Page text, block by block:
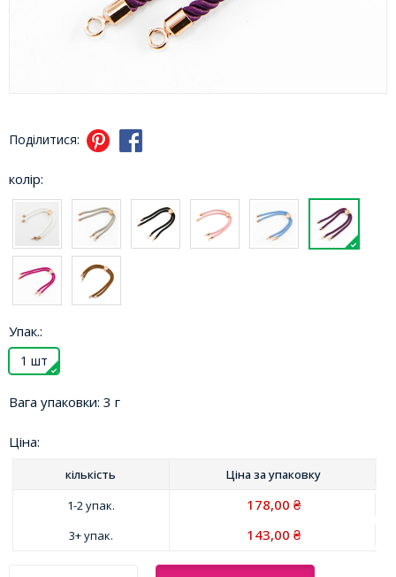
Поділитися:
колір:
Упак.:
1 шт
Вага упаковки: 3 г
Ціна:
кількість Ціна заупаковку
1-2 упак.
178,00₴
3+ упак. 143,00₴